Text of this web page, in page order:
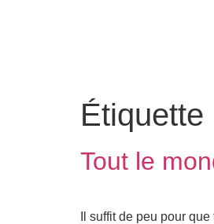
Étiquette
Tout le
Il suffit de peu pour